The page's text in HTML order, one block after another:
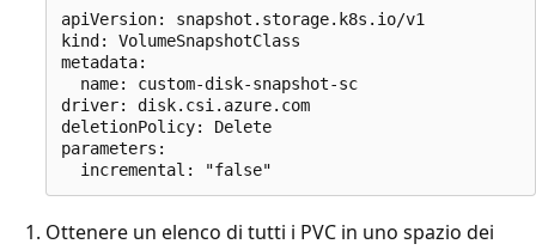
apiVersion: snapshot.storage.k8s.io/v1
kind: VolumeSnapshotClass
metadata:
  name: custom-disk-snapshot-sc
driver: disk.csi.azure.com
deletionPolicy: Delete
parameters:
Ottenere un elenco di tutti i PVC in uno spazio dei